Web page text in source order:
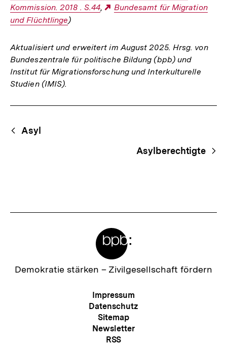
Kommission. 2018 . S.44,
Externer
Bundesamt für Migration
und Flüchtlinge)
Aktualisiert und erweitert im August 2025. Hrsg. von
Bundeszentrale für politische Bildung (bpb) und
Institut für Migrationsforschung und Interkulturelle
Studien (IMIS).
Begriffsnavigation
Content-
Navigation
Asyl
Asylberechtigte
Zur
Demokratie stärken – Zivilgesellschaft fördern
Meta-
Navigation
Impressum
Datenschutz
Sitemap
Newsletter
RSS